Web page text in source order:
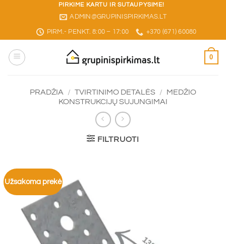
PIRKIME KARTU IR SUTAUPYSIME!
ADMIN@GRUPINISPIRKIMAS.LT
PIRM.- PENKT. 8:00 – 17:00 +370 (671) 60080
0
PRADŽIA / TVIRTINIMO DETALĖS /
MEDŽIO
KONSTRUKCIJŲ SUJUNGIMAI
FILTRUOTI
Užsakoma prekė